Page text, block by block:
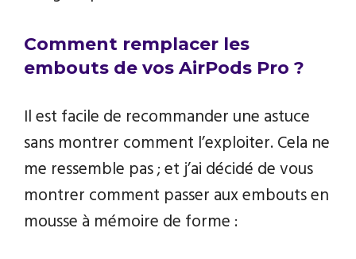
Comment remplacer les
embouts de vos AirPods Pro ?
Il est facile de recommander une astuce
sans montrer comment l’exploiter. Cela ne
me ressemble pas ; et j’ai décidé de vous
montrer comment passer aux embouts en
mousse à mémoire de forme :